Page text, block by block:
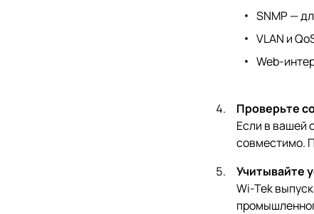
SNMP —
VLAN и
Web-
Проверьте
Если в вашей
совместимо.
Учитывайте
Wi-Tek